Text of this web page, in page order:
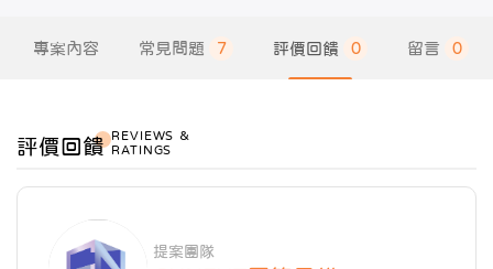
專案內容 常見問題 7 評價回饋 0 留言 0
評價回饋REVIEWS ＆
RATINGS
提案團隊